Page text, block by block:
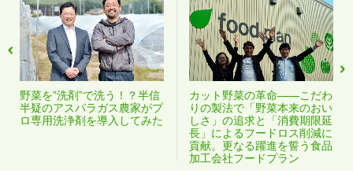
野菜を”洗剤”で洗う！？半信
半疑のアスパラガス農家がプ
ロ専用洗浄剤を導入してみた
カット野菜の革命――こだわ
りの製法で「野菜本来のおい
しさ」の追求と「消費期限延
長」によるフードロス削減に
貢献。更なる躍進を誓う食品
加工会社フードプラン